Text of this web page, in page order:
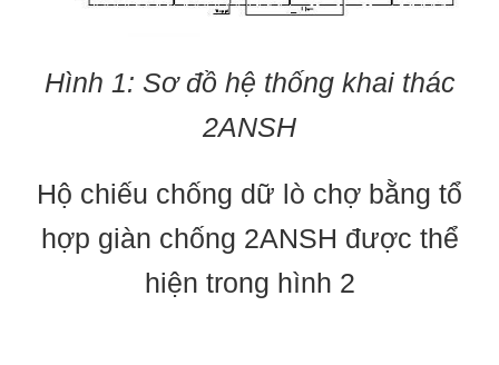
Hình 1: Sơ đồ hệ thống khai thác
2ANSH
Hộ chiếu chống dữ lò chợ bằng tổ
hợp giàn chống 2ANSH được thể
hiện trong hình 2